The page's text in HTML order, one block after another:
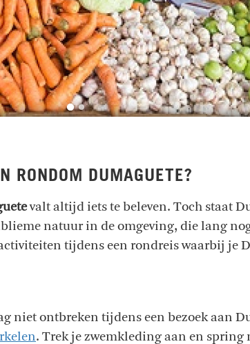
RONDOM DUMAGUETE?
valt altijd iets te beleven. Toch staat
natuur in de omgeving, die lang
tijdens een rondreis waarbij je
niet ontbreken tijdens een bezoek aan
. Trek je zwemkleding aan en spring